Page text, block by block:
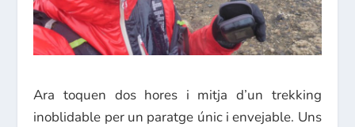
Ara toquen dos hores i mitja d’un trekking
inoblidable per un paratge únic i envejable. Uns